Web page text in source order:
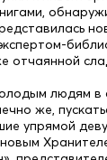
отчаянной
людям в
же,
упрямой